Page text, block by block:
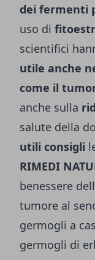
dei fermenti
uso di
scientifici
utile anche
come il
anche sulla
salute della
utili consigli
RIMEDI
benessere
tumore al
germogli a
germogli di